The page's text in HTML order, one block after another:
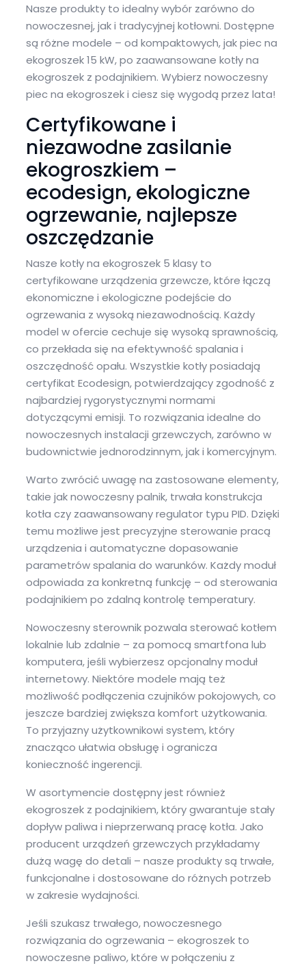
Nasze produkty to idealny wybór zarówno do
nowoczesnej, jak i tradycyjnej kotłowni. Dostępne
są różne modele – od kompaktowych, jak piec na
ekogroszek 15 kW, po zaawansowane kotły na
ekogroszek z podajnikiem. Wybierz nowoczesny
piec na ekogroszek i ciesz się wygodą przez lata!
Certyfikowane i
niezawodne zasilanie
ekogroszkiem –
ecodesign, ekologiczne
ogrzewanie, najlepsze
oszczędzanie
Nasze kotły na ekogroszek 5 klasy to
certyfikowane urządzenia grzewcze, które łączą
ekonomiczne i ekologiczne podejście do
ogrzewania z wysoką niezawodnością. Każdy
model w ofercie cechuje się wysoką sprawnością,
co przekłada się na efektywność spalania i
oszczędność opału. Wszystkie kotły posiadają
certyfikat Ecodesign, potwierdzający zgodność z
najbardziej rygorystycznymi normami
dotyczącymi emisji. To rozwiązania idealne do
nowoczesnych instalacji grzewczych, zarówno w
budownictwie jednorodzinnym, jak i komercyjnym.
Warto zwrócić uwagę na zastosowane elementy,
takie jak nowoczesny palnik, trwała konstrukcja
kotła czy zaawansowany regulator typu PID. Dzięki
temu możliwe jest precyzyjne sterowanie pracą
urządzenia i automatyczne dopasowanie
parametrów spalania do warunków. Każdy moduł
odpowiada za konkretną funkcję – od sterowania
podajnikiem po zdalną kontrolę temperatury.
Nowoczesny sterownik pozwala sterować kotłem
lokalnie lub zdalnie – za pomocą smartfona lub
komputera, jeśli wybierzesz opcjonalny moduł
internetowy. Niektóre modele mają też
możliwość podłączenia czujników pokojowych, co
jeszcze bardziej zwiększa komfort użytkowania.
To przyjazny użytkownikowi system, który
znacząco ułatwia obsługę i ogranicza
konieczność ingerencji.
W asortymencie dostępny jest również
ekogroszek z podajnikiem, który gwarantuje stały
dopływ paliwa i nieprzerwaną pracę kotła. Jako
producent urządzeń grzewczych przykładamy
dużą wagę do detali – nasze produkty są trwałe,
funkcjonalne i dostosowane do różnych potrzeb
w zakresie wydajności.
Jeśli szukasz trwałego, nowoczesnego
rozwiązania do ogrzewania – ekogroszek to
nowoczesne paliwo, które w połączeniu z